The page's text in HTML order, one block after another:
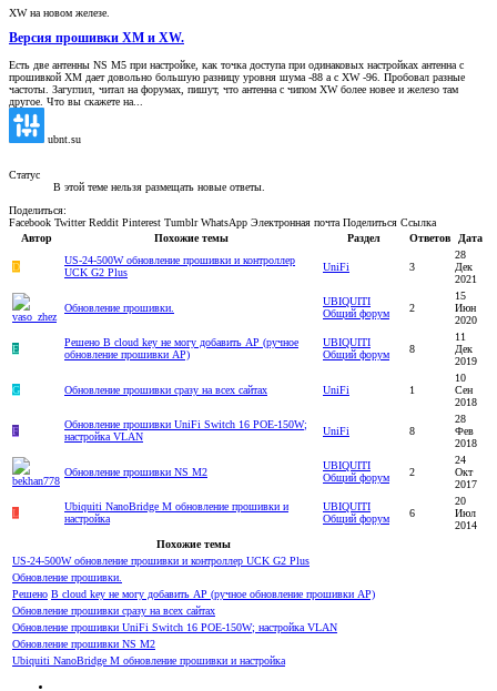
XW на новом железе.
Версия прошивки XM и XW.
Есть две антенны NS M5 при настройке, как точка доступа при одинаковых настройках антенна с
прошивкой XM дает довольно большую разницу уровня шума -88 а с XW -96. Пробовал разные
частоты. Загуглил, читал на форумах, пишут, что антенна с чипом XW более новее и железо там
другое. Что вы скажете на...
ubnt.su
Статус
В этой теме нельзя размещать новые ответы.
Поделиться:
Facebook Twitter Reddit Pinterest Tumblr WhatsApp Электронная почта Поделиться Ссылка
Автор
Похожие темы Раздел Ответов Дата
D
US-24-500W обновление прошивки и контроллер
UCK G2 Plus
UniFi 3
28
Дек
2021
Обновление прошивки.
UBIQUITI
Общий форум
2
15
Июн
2020
E
Решено В cloud key не могу добавить АР (ручное
обновление прошивки AP)
UBIQUITI
Общий форум
8
11
Дек
2019
G Обновление прошивки сразу на всех сайтах UniFi 1
10
Сен
2018
F
Обновление прошивки UniFi Switch 16 POE-150W;
настройка VLAN
UniFi 8
28
Фев
2018
Обновление прошивки NS M2
UBIQUITI
Общий форум
2
24
Окт
2017
L
Ubiquiti NanoBridge M обновление прошивки и
настройка
UBIQUITI
Общий форум
6
20
Июл
2014
Похожие темы
US-24-500W обновление прошивки и контроллер UCK G2 Plus
Обновление прошивки.
Решено В cloud key не могу добавить АР (ручное обновление прошивки AP)
Обновление прошивки сразу на всех сайтах
Обновление прошивки UniFi Switch 16 POE-150W; настройка VLAN
Обновление прошивки NS M2
Ubiquiti NanoBridge M обновление прошивки и настройка